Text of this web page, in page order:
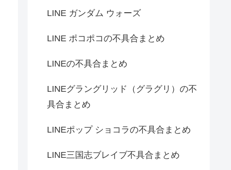
LINE ガンダム ウォーズ
LINE ポコポコの不具合まとめ
LINEの不具合まとめ
LINEグラングリッド（グラグリ）の不
具合まとめ
LINEポップ ショコラの不具合まとめ
LINE三国志ブレイブ不具合まとめ